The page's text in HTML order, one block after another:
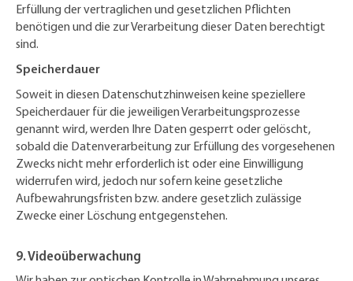
Erfüllung der vertraglichen und gesetzlichen Pflichten
benötigen und die zur Verarbeitung dieser Daten berechtigt
sind.
Speicherdauer
Soweit in diesen Datenschutzhinweisen keine speziellere
Speicherdauer für die jeweiligen Verarbeitungsprozesse
genannt wird, werden Ihre Daten gesperrt oder gelöscht,
sobald die Datenverarbeitung zur Erfüllung des vorgesehenen
Zwecks nicht mehr erforderlich ist oder eine Einwilligung
widerrufen wird, jedoch nur sofern keine gesetzliche
Aufbewahrungsfristen bzw. andere gesetzlich zulässige
Zwecke einer Löschung entgegenstehen.
9. Videoüberwachung